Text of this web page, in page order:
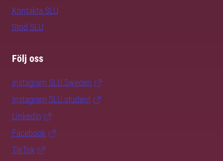
Kontakta SLU
Stöd SLU
Följ oss
Instagram SLU.Sweden
Instagram SLU.student
LinkedIn
Facebook
TikTok